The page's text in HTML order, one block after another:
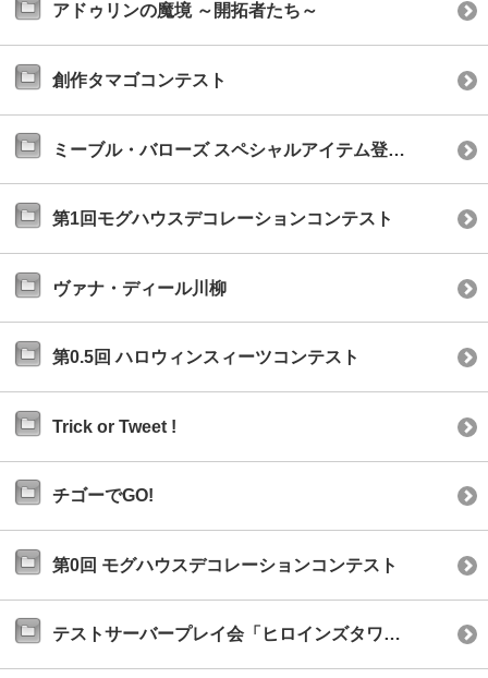
アドゥリンの魔境 ～開拓者たち～
創作タマゴコンテスト
ミーブル・バローズ スペシャルアイテム登場！
第1回モグハウスデコレーションコンテスト
ヴァナ・ディール川柳
第0.5回 ハロウィンスィーツコンテスト
Trick or Tweet !
チゴーでGO!
第0回 モグハウスデコレーションコンテスト
テストサーバープレイ会「ヒロインズタワー」